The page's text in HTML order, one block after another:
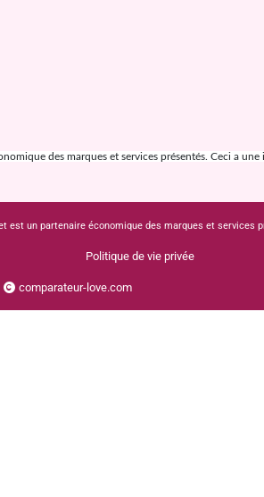
des marques et services présentés. Ceci a
est un partenaire économique des marques et services
Politique de vie privée
comparateur-love.com